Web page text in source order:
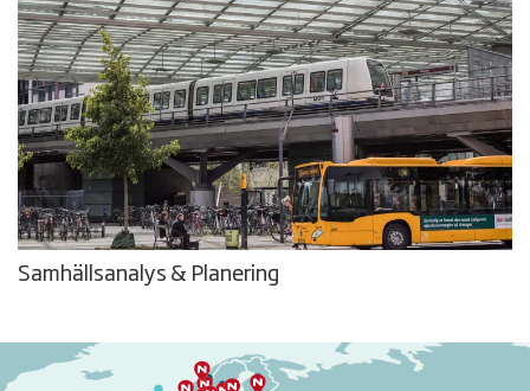
Samhällsanalys & Planering